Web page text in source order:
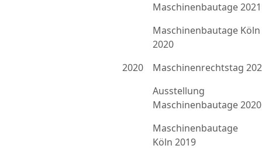
Maschinenbautage 2021
2020
Maschinenbautage Köln
2020
Maschinenrechtstag
Ausstellung
Maschinenbautage 2020
Maschinenbautage
Köln 2019